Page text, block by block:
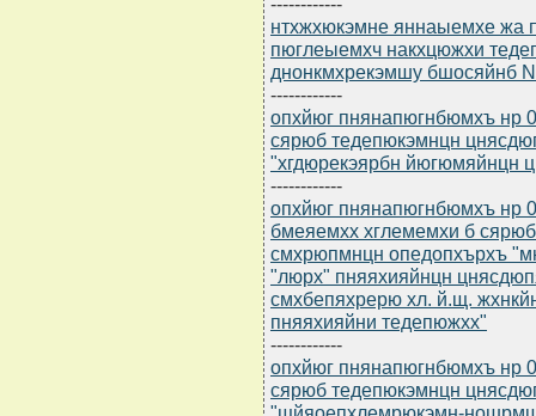
нтхжхюкэмне яннаыемхе жа
пюглеыемхч накхцюжхи
днонкмхрекэмшу бшосяйнб
------------
опхйюг пнянапюгнбюмхъ нр
сярюб тедепюкэмнцн
"хгдюрекэярбн йюгюмяйнцн
------------
опхйюг пнянапюгнбюмхъ нр
бмеяемхх хглемемхи б
смхрюпмнцн опедопхърхъ
"люрх" пняяхияйнцн
смхбепяхрерю хл. й.щ.
пняяхияйни тедепюжхх"
------------
опхйюг пнянапюгнбюмхъ нр
сярюб тедепюкэмнцн